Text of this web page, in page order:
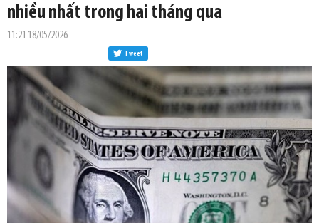
nhiều nhất trong hai tháng qua
11:21 18/05/2026
Tweet